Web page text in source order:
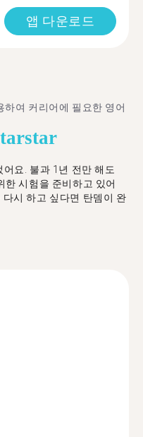
앱 다운로드
하여 커리어에 필요한 영어
star
요. 불과 1년 전만 해도
한 시험을 준비하고 있어
시 하고 싶다면 탄뎀이 완